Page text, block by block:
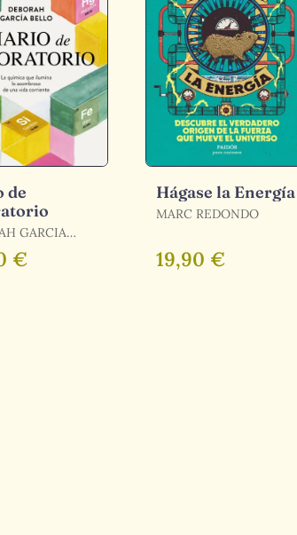
de
GARCIA
€
Hágase la Energía
MARC REDONDO
19,90 €